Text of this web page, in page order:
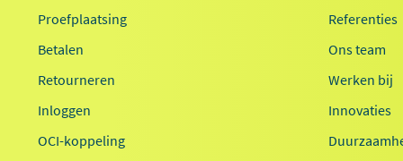
Proefplaatsing
Betalen
Retourneren
Inloggen
OCI-koppeling
Referenties
Ons team
Werken bij
Innovaties